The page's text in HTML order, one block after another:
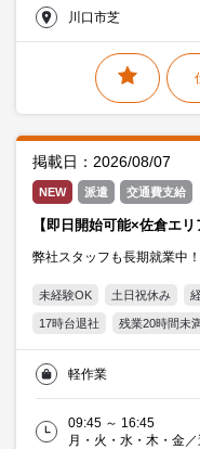
川口市芝
掲載日：2026/08/07
NEW 派遣 交通費支給
【即日開始可能×佐倉エ
弊社スタッフも長期就業中
未経験OK 土日祝休み
17時台退社 残業20時間未
交通費支給 20代活躍中
働く主婦（夫）活躍中 派
軽作業
09:45 ～ 16:45
月・火・水・木・金／